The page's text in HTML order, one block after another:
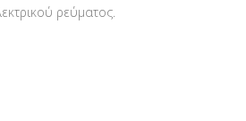
ρεύματος.